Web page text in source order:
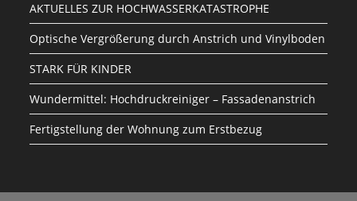
AKTUELLES ZUR HOCHWASSERKATASTROPHE
Optische Vergrößerung durch Anstrich und Vinylboden
STARK FÜR KINDER
Wundermittel: Hochdruckreiniger – Fassadenanstrich
Fertigstellung der Wohnung zum Erstbezug